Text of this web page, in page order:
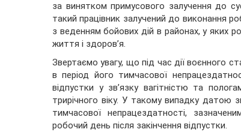
за винятком примусового залучення до
такий працівник залучений до виконання
з веденням бойових дій в районах, у яких
життя і здоров’я.
Звертаємо увагу, що під час дії воєнного
в період його тимчасової
відпустки у зв’язку вагітністю та
трирічного віку. У такому випадку датою
тимчасової непрацездатності,
робочий день після закінчення відпустки.